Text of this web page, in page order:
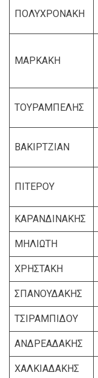
ΠΟΛΥΧΡΟΝΑΚΗ
ΜΑΡΚΑΚΗ
ΤΟΥΡΑΜΠΕΛΗΣ
ΒΑΚΙΡΤΖΙΑΝ
ΠΙΤΕΡΟΥ
ΚΑΡΑΝΔΙΝΑΚΗΣ
ΜΗΛΙΩΤΗ
ΧΡΗΣΤΑΚΗ
ΣΠΑΝΟΥΔΑΚΗΣ
ΤΣΙΡΑΜΠΙΔΟΥ
ΑΝΔΡΕΑΔΑΚΗΣ
ΧΑΛΚΙΑΔΑΚΗΣ